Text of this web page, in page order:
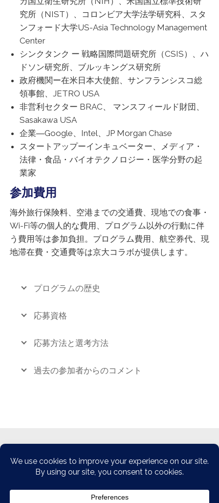
究所（NIST）、コロンビア大学法学研究科、スタ
ンフォード大学US-Asia Technology Management
Center
シンクタンク ー 戦略国際問題研究所（CSIS）、ハ
ドソン研究所、ブルッキングス研究所
政府機関ー在米日本大使館、サンフランシスコ総
領事館、JETRO USA
非営利セクター BRAC、 マンスフィールド財団、
Sasakawa USA
企業―Google、Intel、JP Morgan Chase
スタートアップーインキュベーター、メディア・
法律・食品・バイオテクノロジー・医学分野の起
業家
参加費用
海外旅行保険料、空港までの交通費、現地での食事・
Wi-Fi等の個人的な費用、プログラム以外の行動に伴
う費用等は参加負担。プログラム費用、航空券代、現
地滞在費・交通費等は京大コラボが提供します。
プログラムの歴史
応募資格
応募方法と選考方法
過去の参加者からのコメント